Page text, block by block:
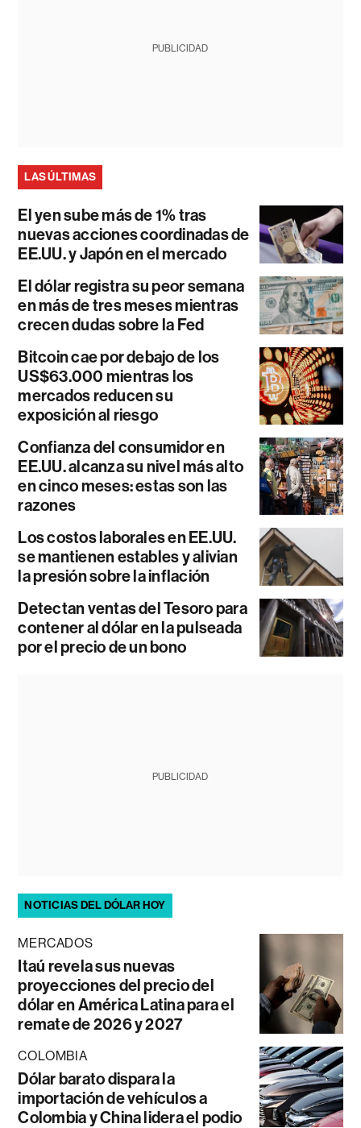
PUBLICIDAD
LAS ÚLTIMAS
El yen sube más de 1% tras
nuevas acciones coordinadas de
EE.UU. y Japón en el mercado
El dólar registra su peor semana
en más de tres meses mientras
crecen dudas sobre la Fed
Bitcoin cae por debajo de los
US$63.000 mientras los
mercados reducen su
exposición al riesgo
Confianza del consumidor en
EE.UU. alcanza su nivel más alto
en cinco meses: estas son las
razones
Los costos laborales en EE.UU.
se mantienen estables y alivian
la presión sobre la inflación
Detectan ventas del Tesoro para
contener al dólar en la pulseada
por el precio de un bono
PUBLICIDAD
NOTICIAS DEL DÓLAR HOY
MERCADOS
Itaú revela sus nuevas
proyecciones del precio del
dólar en América Latina para el
remate de 2026 y 2027
COLOMBIA
Dólar barato dispara la
importación de vehículos a
Colombia y China lidera el podio